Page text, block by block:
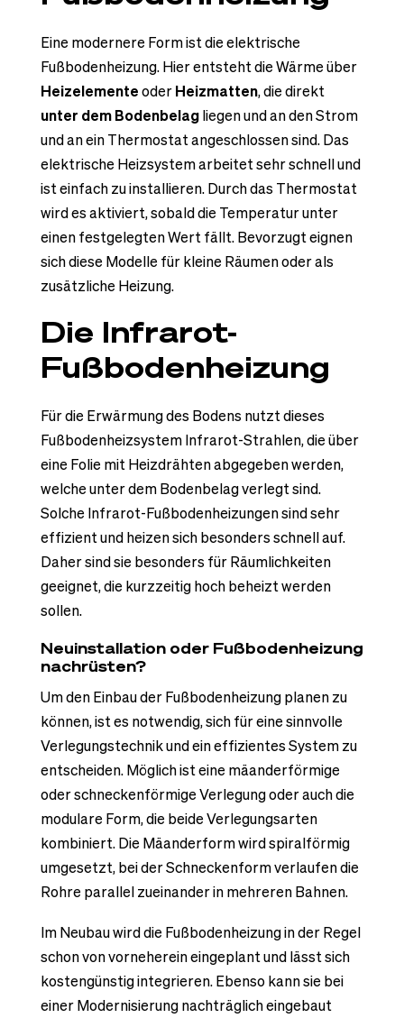
Eine modernere Form ist die elektrische
Fußbodenheizung. Hier entsteht die Wärme über
HeizelementeoderHeizmatten, die direkt
unter dem Bodenbelagliegen und an den Strom
und an ein Thermostat angeschlossen sind. Das
elektrische Heizsystem arbeitet sehr schnell und
ist einfach zu installieren. Durch das Thermostat
wird es aktiviert, sobald die Temperatur unter
einen festgelegten Wert fällt. Bevorzugt eignen
sich diese Modelle für kleine Räumen oder als
zusätzliche Heizung.
Die Infrarot-
Fußbodenheizung
Für die Erwärmung des Bodens nutzt dieses
Fußbodenheizsystem Infrarot-Strahlen, die über
eine Folie mit Heizdrähten abgegeben werden,
welche unter dem Bodenbelag verlegt sind.
Solche Infrarot-Fußbodenheizungen sind sehr
effizient und heizen sich besonders schnell auf.
Daher sind sie besonders für Räumlichkeiten
geeignet, die kurzzeitig hoch beheizt werden
sollen.
Neuinstallation oder Fußbodenheizung
nachrüsten?
Um den Einbau der Fußbodenheizung planen zu
können, ist es notwendig, sich für eine sinnvolle
Verlegungstechnik und ein effizientes System zu
entscheiden. Möglich ist eine mäanderförmige
oder schneckenförmige Verlegung oder auch die
modulare Form, die beide Verlegungsarten
kombiniert. Die Mäanderform wird spiralförmig
umgesetzt, bei der Schneckenform verlaufen die
Rohre parallel zueinander in mehreren Bahnen.
Im Neubau wird die Fußbodenheizung in der Regel
schon von vorneherein eingeplant und lässt sich
kostengünstig integrieren. Ebenso kann sie bei
einer Modernisierung nachträglich eingebaut